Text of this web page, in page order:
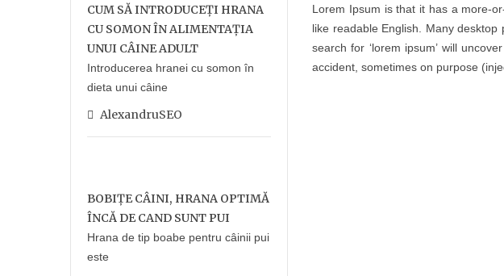
CUM SĂ INTRODUCEȚI HRANA
CU SOMON ÎN ALIMENTAȚIA
UNUI CÂINE ADULT
Introducerea hranei cu somon în
dieta unui câine
AlexandruSEO
BOBIȚE CÂINI, HRANA OPTIMĂ
ÎNCĂ DE CAND SUNT PUI
Hrana de tip boabe pentru câinii pui
este
Lorem Ipsum is that it has a more-
like readable English. Many
search for ‘lorem ipsum’ will
accident, sometimes on purpose